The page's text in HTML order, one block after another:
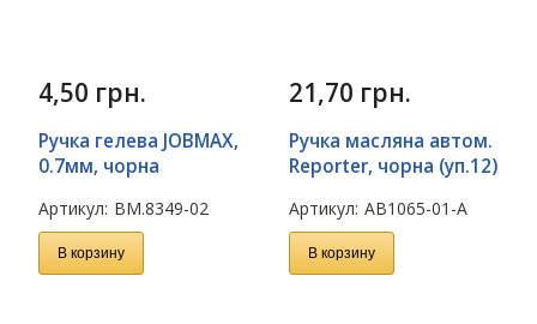
4,50 грн.
Ручка гелева JOBMAX,
0.7мм, чорна
Артикул: BM.8349-02
В корзину
21,70 грн.
Ручка масляна автом.
Reporter, чорна (уп.12)
Артикул: AB1065-01-A
В корзину